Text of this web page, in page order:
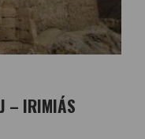
– IRIMIÁS